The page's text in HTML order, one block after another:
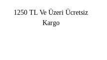
1250 TL Ve Üzeri Ücretsiz
Kargo